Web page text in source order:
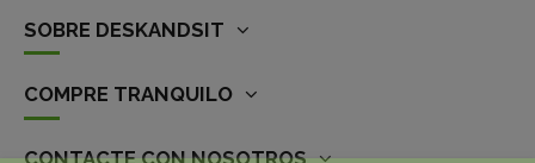
SOBRE DESKANDSIT
COMPRE TRANQUILO